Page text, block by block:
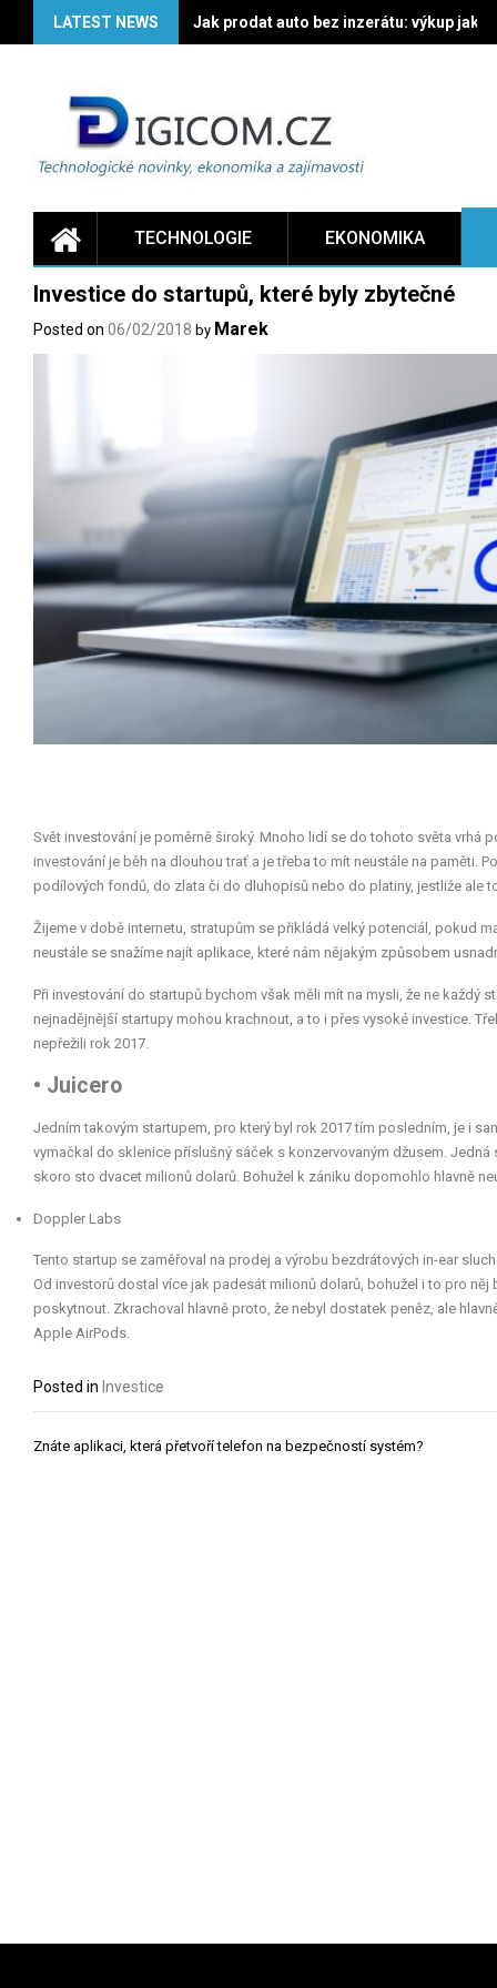
LATEST NEWS Jak prodat auto bez inzerátu: výkup jako
TECHNOLOGIE EKONOMIKA
Investice do startupů, které byly zbytečné
Posted on 06/02/2018 by Marek
Svět investování je poměrně široký. Mnoho lidí se do tohoto světa vrhá
investování je běh na dlouhou trať a je třeba to mít neustále na paměti.
podílových fondů, do zlata či do dluhopisů nebo do platiny, jestliže ale
Žijeme v době internetu, stratupům se přikládá velký potenciál, pokud
neustále se snažíme najít aplikace, které nám nějakým způsobem
Při investování do startupů bychom však měli mít na mysli, že ne každý
nejnadějnější startupy mohou krachnout, a to i přes vysoké investice.
nepřežili rok 2017.
• Juicero
Jedním takovým startupem, pro který byl rok 2017 tím posledním, je i
vymačkal do sklenice příslušný sáček s konzervovaným džusem.
skoro sto dvacet milionů dolarů. Bohužel k zániku dopomohlo hlavně
Doppler Labs
Tento startup se zaměřoval na prodej a výrobu bezdrátových in-ear
Od investorů dostal více jak padesát milionů dolarů, bohužel i to pro
poskytnout. Zkrachoval hlavně proto, že nebyl dostatek peněz, ale
Apple AirPods.
Posted in Investice
Navigace
Znáte aplikaci, která přetvoří telefon na bezpečností systém?